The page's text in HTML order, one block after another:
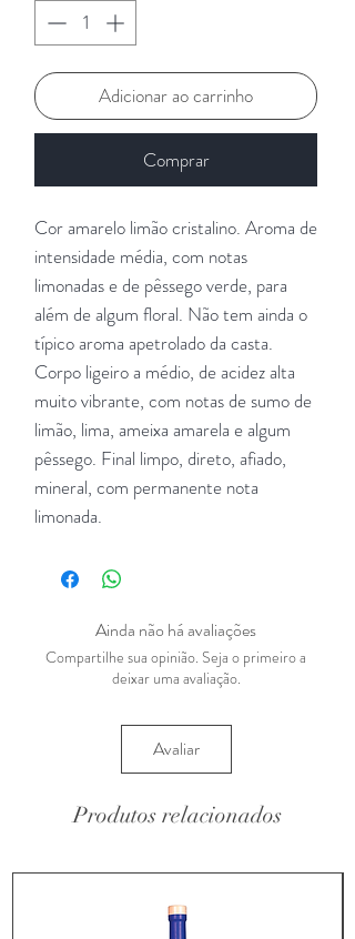
Adicionar ao carrinho
Comprar
Cor amarelo limão cristalino. Aroma de
intensidade média, com notas
limonadas e de pêssego verde, para
além de algum floral. Não tem ainda o
típico aroma apetrolado da casta.
Corpo ligeiro a médio, de acidez alta
muito vibrante, com notas de sumo de
limão, lima, ameixa amarela e algum
pêssego. Final limpo, direto, afiado,
mineral, com permanente nota
limonada.
Ainda não há avaliações
Compartilhe sua opinião. Seja o primeiro a
deixar uma avaliação.
Avaliar
Produtos relacionados